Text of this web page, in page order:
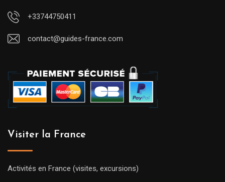
+33744750411
contact@guides-france.com
Visiter la France
Activités en France (visites, excursions)